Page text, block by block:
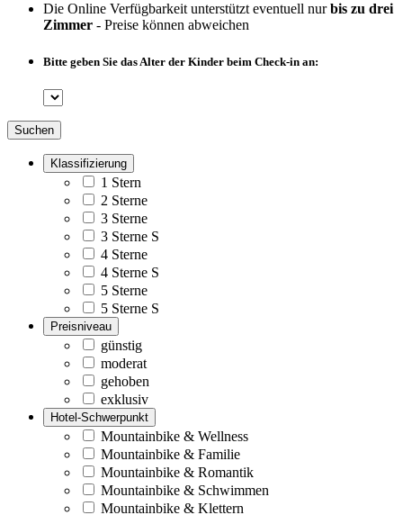
Die Online Verfügbarkeit unterstützt eventuell nurbis zu drei
Zimmer - Preise können abweichen
Bitte geben Sie das Alter der Kinder beim Check-in an:
Suchen
Klassifizierung
1 Stern
2 Sterne
3 Sterne
3 Sterne S
4 Sterne
4 Sterne S
5 Sterne
5 Sterne S
Preisniveau
günstig
moderat
gehoben
exklusiv
Hotel-Schwerpunkt
Mountainbike & Wellness
Mountainbike & Familie
Mountainbike & Romantik
Mountainbike & Schwimmen
Mountainbike & Klettern